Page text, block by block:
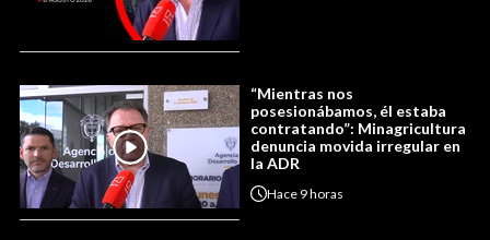
“Mientras nos
posesionábamos, él estaba
contratando”: Minagricultura
denuncia movida irregular en
la ADR
Hace 9 horas